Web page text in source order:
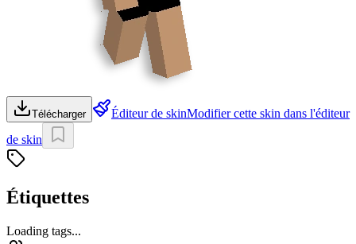
Télécharger Éditeur de skinModifier cette skin dans l'éditeur
de skin
Étiquettes
Loading tags...